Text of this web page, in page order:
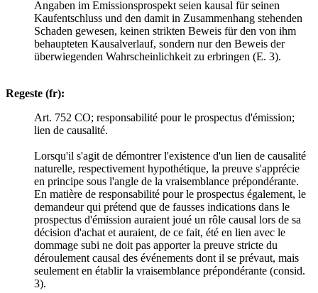
Angaben im Emissionsprospekt seien kausal für seinen
Kaufentschluss und den damit in Zusammenhang stehenden
Schaden gewesen, keinen strikten Beweis für den von ihm
behaupteten Kausalverlauf, sondern nur den Beweis der
überwiegenden Wahrscheinlichkeit zu erbringen (E. 3).
Regeste (fr):
Art. 752 CO; responsabilité pour le prospectus d'émission;
lien de causalité.
Lorsqu'il s'agit de démontrer l'existence d'un lien de causalité
naturelle, respectivement hypothétique, la preuve s'apprécie
en principe sous l'angle de la vraisemblance prépondérante.
En matière de responsabilité pour le prospectus également, le
demandeur qui prétend que de fausses indications dans le
prospectus d'émission auraient joué un rôle causal lors de sa
décision d'achat et auraient, de ce fait, été en lien avec le
dommage subi ne doit pas apporter la preuve stricte du
déroulement causal des événements dont il se prévaut, mais
seulement en établir la vraisemblance prépondérante (consid.
3).